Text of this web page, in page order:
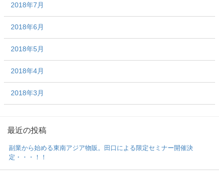
2018年7月
2018年6月
2018年5月
2018年4月
2018年3月
最近の投稿
副業から始める東南アジア物販。田口による限定セミナー開催決
定・・・！！